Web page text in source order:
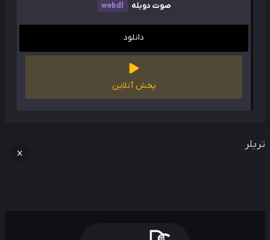
صوت دوبله webdl
دانلود
پخش آنلاین